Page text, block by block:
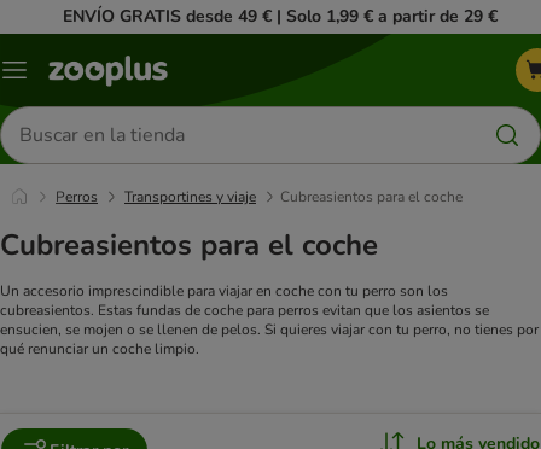
ENVÍO GRATIS desde 49 € | Solo 1,99 € a partir de 29 €
Menú
Buscar
productos
Perros Transportines y viaje Cubreasientos para el coche
Cubreasientos para el coche
Un accesorio imprescindible para viajar en coche con tu perro son los
cubreasientos. Estas fundas de coche para perros evitan que los asientos se
ensucien, se mojen o se llenen de pelos. Si quieres viajar con tu perro, no tienes por
qué renunciar un coche limpio.
Lo más vendido